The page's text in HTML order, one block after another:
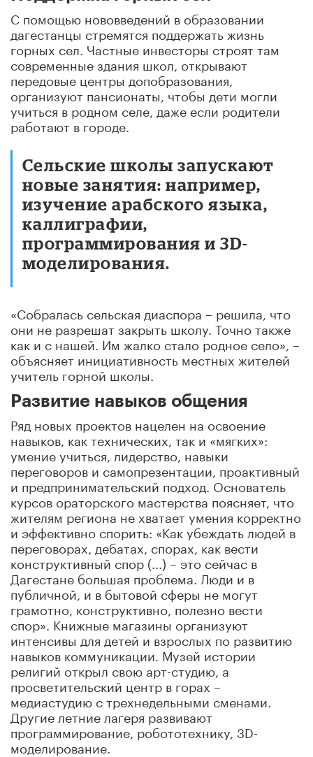
С помощью нововведений в образовании
дагестанцы стремятся поддержать жизнь
горных сел. Частные инвесторы строят там
современные здания школ, открывают
передовые центры допобразования,
организуют пансионаты, чтобы дети могли
учиться в родном селе, даже если родители
работают в городе.
Сельские школы запускают
новые занятия: например,
изучение арабского языка,
каллиграфии,
программирования и 3D-
моделирования.
«Собралась сельская диаспора – решила, что
они не разрешат закрыть школу. Точно также
как и с нашей. Им жалко стало родное село», –
объясняет инициативность местных жителей
учитель горной школы.
Развитие навыков общения
Ряд новых проектов нацелен на освоение
навыков, как технических, так и «мягких»:
умение учиться, лидерство, навыки
переговоров и самопрезентации, проактивный
и предпринимательский подход. Основатель
курсов ораторского мастерства поясняет, что
жителям региона не хватает умения корректно
и эффективно спорить: «Как убеждать людей в
переговорах, дебатах, спорах, как вести
конструктивный спор (...) – это сейчас в
Дагестане большая проблема. Люди и в
публичной, и в бытовой сферы не могут
грамотно, конструктивно, полезно вести
спор». Книжные магазины организуют
интенсивы для детей и взрослых по развитию
навыков коммуникации. Музей истории
религий открыл свою арт-студию, а
просветительский центр в горах –
медиастудию с трехнедельными сменами.
Другие летние лагеря развивают
программирование, робототехнику, 3D-
моделирование.